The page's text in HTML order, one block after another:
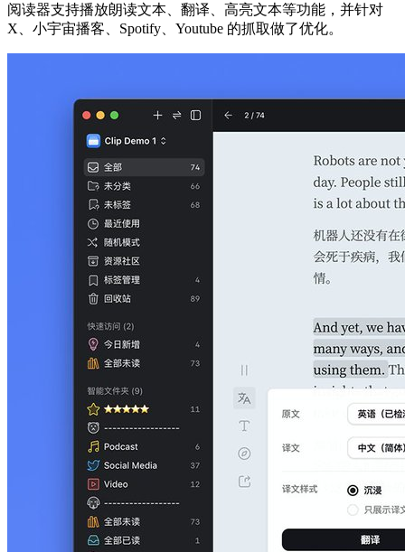
阅读器支持播放朗读文本、翻译、高亮文本等功能，并针对
X、小宇宙播客、Spotify、Youtube 的抓取做了优化。